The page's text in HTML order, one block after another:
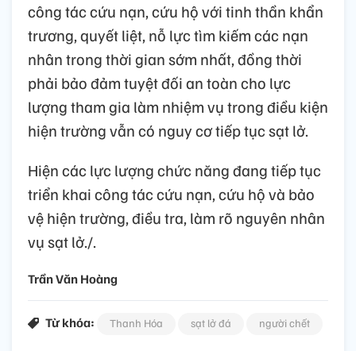
công tác cứu nạn, cứu hộ với tinh thần khẩn
trương, quyết liệt, nỗ lực tìm kiếm các nạn
nhân trong thời gian sớm nhất, đồng thời
phải bảo đảm tuyệt đối an toàn cho lực
lượng tham gia làm nhiệm vụ trong điều kiện
hiện trường vẫn có nguy cơ tiếp tục sạt lở.
Hiện các lực lượng chức năng đang tiếp tục
triển khai công tác cứu nạn, cứu hộ và bảo
vệ hiện trường, điều tra, làm rõ nguyên nhân
vụ sạt lở./.
Trần Văn Hoàng
Từ khóa: Thanh Hóa sạt lở đá người chết